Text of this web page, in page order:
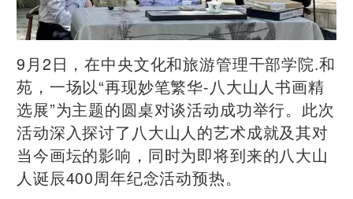
9月2日，在中央文化和旅游管理干部学院.和
苑，一场以“再现妙笔繁华-八大山人书画精
选展”为主题的圆桌对谈活动成功举行。此次
活动深入探讨了八大山人的艺术成就及其对
当今画坛的影响，同时为即将到来的八大山
人诞辰400周年纪念活动预热。